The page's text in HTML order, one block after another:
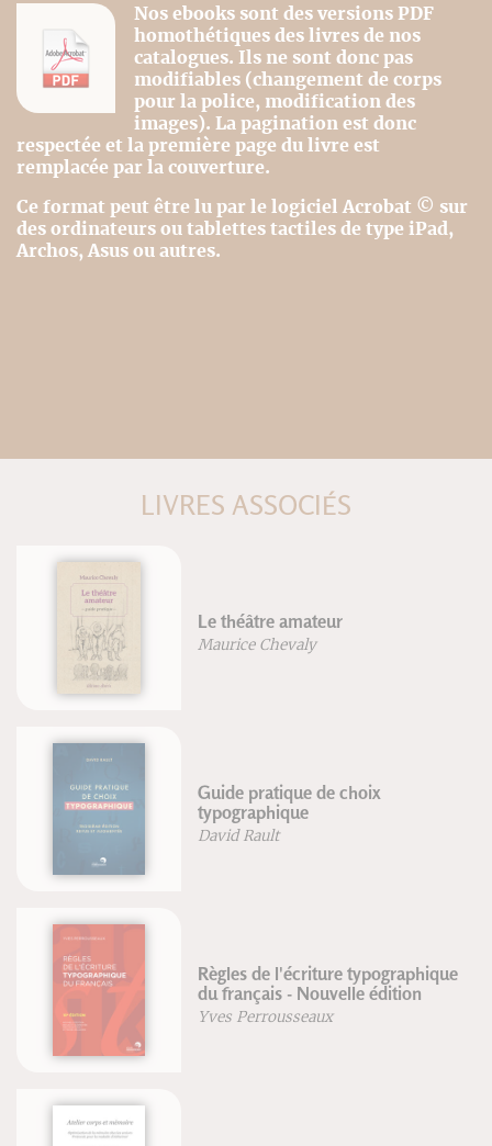
Nos ebooks sont des versions PDF
homothétiques des livres de nos
catalogues. Ils ne sont donc pas
modifiables (changement de corps
pour la police, modification des
images). La pagination est donc
respectée et la première page du livre est
remplacée par la couverture.
Ce format peut être lu par le logiciel Acrobat © sur
des ordinateurs ou tablettes tactiles de type iPad,
Archos, Asus ou autres.
LIVRES ASSOCIÉS
La voie royale du désert
Frère Étienne Goutagny
Corriger la posture et les
instabilités articulaires
Frédéric Brigaud
Traité de massage traditionnel
chinois
Michel Deydier-Bastide